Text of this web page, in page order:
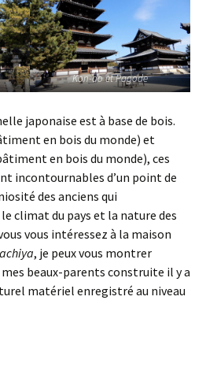
Kon-do et Pagode
japonaise est à base de bois.
en bois du monde) et
en bois du monde), ces
incontournables d’un point de
des anciens qui
climat du pays et la nature des
vous intéressez à la maison
, je peux vous montrer
beaux-parents construite il y a
matériel enregistré au niveau